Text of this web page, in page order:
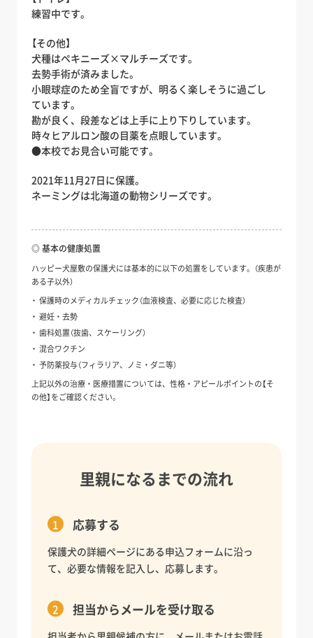
練習中です。
【その他】
犬種はペキニーズ×マルチーズです。
去勢手術が済みました。
小眼球症のため全盲ですが、明るく楽しそうに過ごし
ています。
勘が良く、段差などは上手に上り下りしています。
時々ヒアルロン酸の目薬を点眼しています。
●本校でお見合い可能です。
2021年11月27日に保護。
ネーミングは北海道の動物シリーズです。
◎ 基本の健康処置
ハッピー犬屋敷の保護犬には基本的に以下の処置をしています。（疾患が
ある子以外）
保護時のメディカルチェック（血液検査、必要に応じた検査）
避妊・去勢
歯科処置（抜歯、スケーリング）
混合ワクチン
予防薬投与（フィラリア、ノミ・ダニ等）
上記以外の治療・医療措置については、性格・アピールポイントの【そ
の他】をご確認ください。
里親になるまでの流れ
応募する
保護犬の詳細ページにある申込フォームに沿っ
て、必要な情報を記入し、応募します。
担当からメールを受け取る